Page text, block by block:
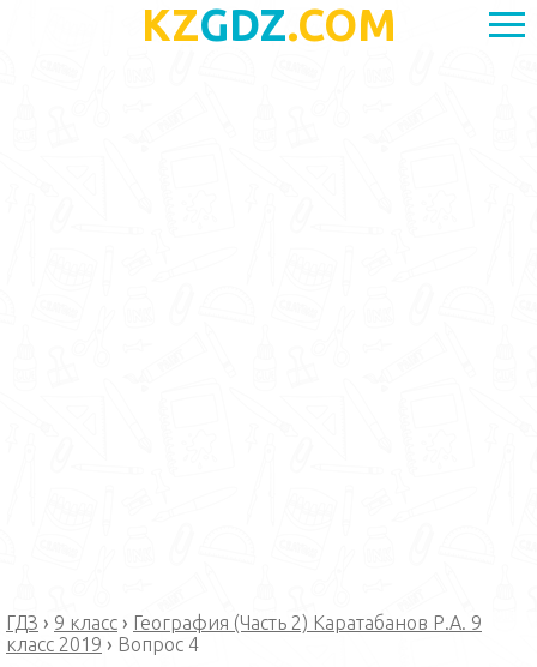
KZGDZ.COM
ГДЗ › 9 класс › География (Часть 2) Каратабанов Р.А. 9
класс 2019 › Вопрос 4